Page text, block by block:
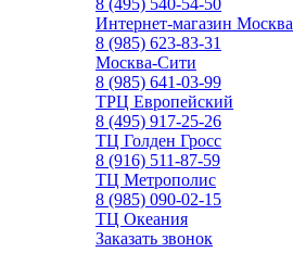
8 (495) 540-54-50
Интернет-магазин Москва
8 (985) 623-83-31
Москва-Сити
8 (985) 641-03-99
ТРЦ Европейский
8 (495) 917-25-26
ТЦ Голден Гросс
8 (916) 511-87-59
ТЦ Метрополис
8 (985) 090-02-15
ТЦ Океания
Заказать звонок